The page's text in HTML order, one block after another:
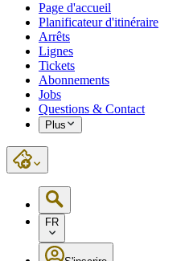
Page d'accueil
Planificateur d'itinéraire
Arrêts
Lignes
Tickets
Abonnements
Jobs
Questions & Contact
Plus
FR